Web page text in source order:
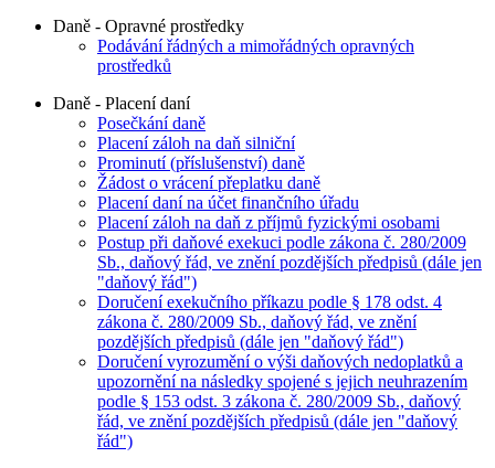
Daně - Opravné prostředky
Podávání řádných a mimořádných opravných
prostředků
Daně - Placení daní
Posečkání daně
Placení záloh na daň silniční
Prominutí (příslušenství) daně
Žádost o vrácení přeplatku daně
Placení daní na účet finančního úřadu
Placení záloh na daň z příjmů fyzickými osobami
Postup při daňové exekuci podle zákona č. 280/2009
Sb., daňový řád, ve znění pozdějších předpisů (dále jen
"daňový řád")
Doručení exekučního příkazu podle § 178 odst. 4
zákona č. 280/2009 Sb., daňový řád, ve znění
pozdějších předpisů (dále jen "daňový řád")
Doručení vyrozumění o výši daňových nedoplatků a
upozornění na následky spojené s jejich neuhrazením
podle § 153 odst. 3 zákona č. 280/2009 Sb., daňový
řád, ve znění pozdějších předpisů (dále jen "daňový
řád")